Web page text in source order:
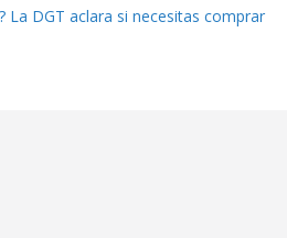
La DGT aclara si necesitas comprar